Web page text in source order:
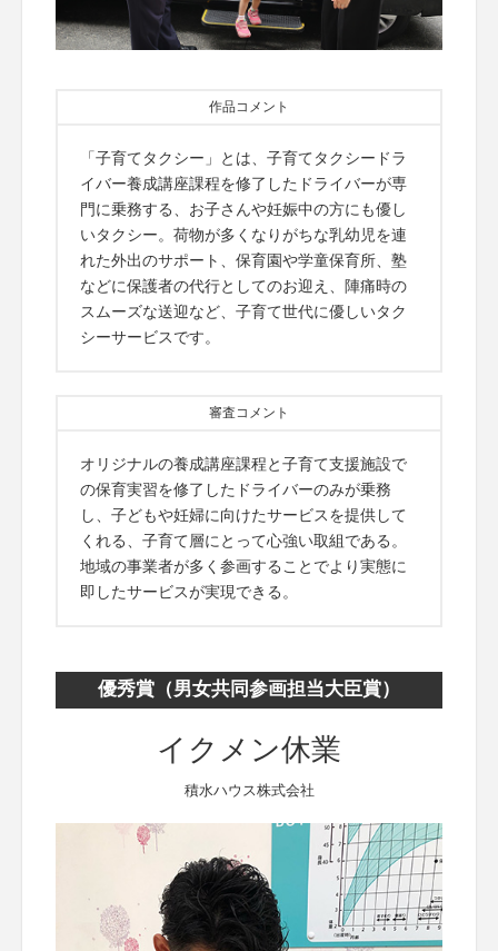
作品コメント
「子育てタクシー」とは、子育てタクシードラ
イバー養成講座課程を修了したドライバーが専
門に乗務する、お子さんや妊娠中の方にも優し
いタクシー。荷物が多くなりがちな乳幼児を連
れた外出のサポート、保育園や学童保育所、塾
などに保護者の代行としてのお迎え、陣痛時の
スムーズな送迎など、子育て世代に優しいタク
シーサービスです。
審査コメント
オリジナルの養成講座課程と子育て支援施設で
の保育実習を修了したドライバーのみが乗務
し、子どもや妊婦に向けたサービスを提供して
くれる、子育て層にとって心強い取組である。
地域の事業者が多く参画することでより実態に
即したサービスが実現できる。
優秀賞（男女共同参画担当大臣賞）
イクメン休業
積水ハウス株式会社